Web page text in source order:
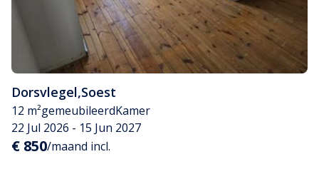
Dorsvlegel,Soest
12 m²gemeubileerdKamer
22 Jul 2026 - 15 Jun 2027
€ 850/maand incl.